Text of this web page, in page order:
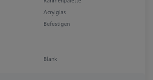
Acrylglas
Befestigen
Blank